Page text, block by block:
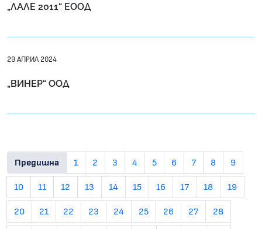
„ЛАЛЕ 2011“ ЕООД
29 АПРИЛ 2024
„ВИНЕР“ ООД
Предишна 1 2 3 4 5 6 7 8 9
10 11 12 13 14 15 16 17 18 19
20 21 22 23 24 25 26 27 28